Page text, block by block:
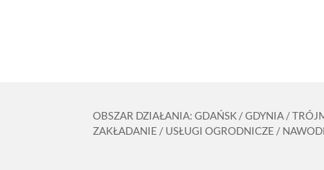
OBSZAR DZIAŁANIA: GDAŃSK / GDYNIA /
ZAKŁADANIE / USŁUGI OGRODNICZE /